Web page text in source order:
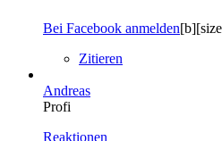
Bei Facebook anmelden
Zitieren
Andreas
Profi
Reaktionen